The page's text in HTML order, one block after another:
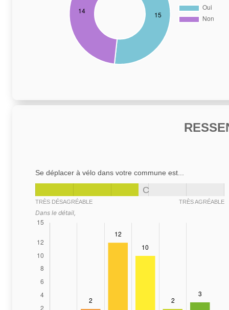
Se déplacer à vélo dans votre commune est...
C
TRÈS DÉSAGRÉABLE TRÈS AGRÉABLE
Dans le détail,